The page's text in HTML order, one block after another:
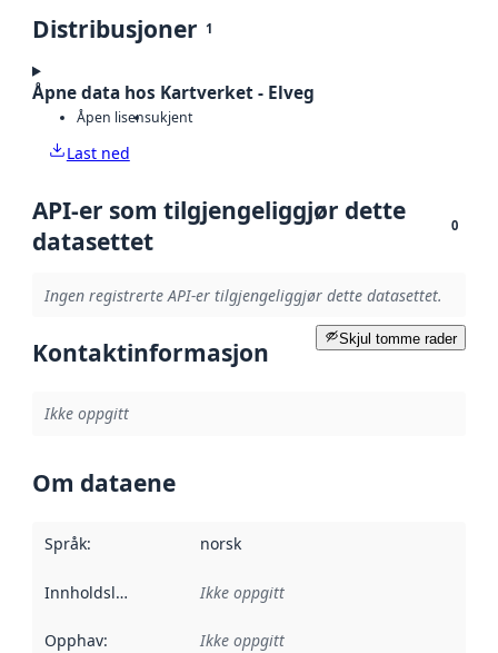
Distribusjoner 1
Åpne data hos Kartverket - Elveg
Åpen lisensukjent
Last ned
API-er som tilgjengeliggjør dette
datasettet
0
Ingen registrerte API-er tilgjengeliggjør dette datasettet.
Skjul tomme rader
Kontaktinformasjon
Ikke oppgitt
Om dataene
Språk: norsk
Innholdsleverandører :
Ikke oppgitt
Opphav: Ikke oppgitt